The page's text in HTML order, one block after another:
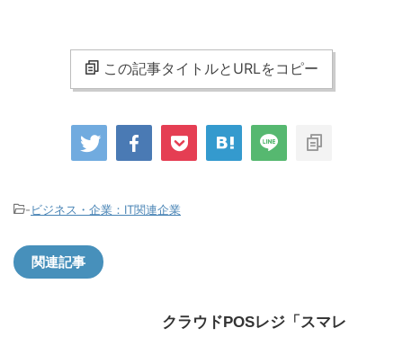
この記事タイトルとURLをコピー
-ビジネス・企業：IT関連企業
関連記事
クラウドPOSレジ「スマレ